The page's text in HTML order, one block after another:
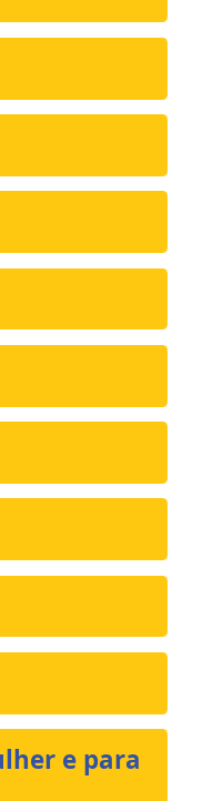
e para